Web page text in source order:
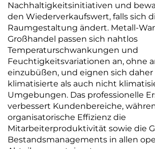
Nachhaltigkeitsinitiativen und
den Wiederverkaufswert, falls sich
Raumgestaltung ändert. Metall-
Großhandel passen sich nahtlos
Temperaturschwankungen und
Feuchtigkeitsvariationen an, ohne
einzubüßen, und eignen sich daher
klimatisierte als auch nicht
Umgebungen. Das professionelle
verbessert Kundenbereiche,
organisatorische Effizienz die
Mitarbeiterproduktivität sowie die
Bestandsmanagements in allen